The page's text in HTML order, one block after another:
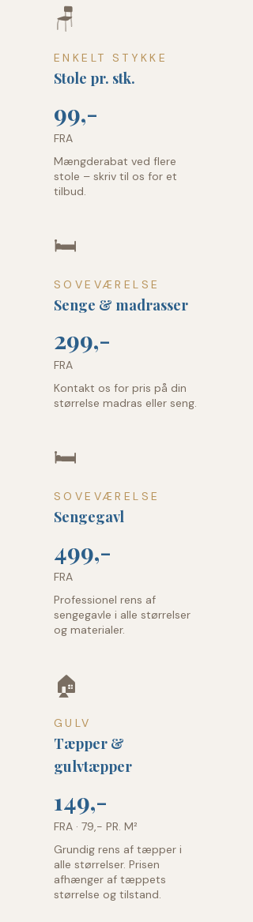
🪑
ENKELT STYKKE
Stole pr. stk.
99,-
FRA
Mængderabat ved flere
stole – skriv til os for et
tilbud.
🛏️
SOVEVÆRELSE
Senge & madrasser
299,-
FRA
Kontakt os for pris på din
størrelse madras eller seng.
🛏️
SOVEVÆRELSE
Sengegavl
499,-
FRA
Professionel rens af
sengegavle i alle størrelser
og materialer.
🏠
GULV
Tæpper &
gulvtæpper
149,-
FRA · 79,- PR. M²
Grundig rens af tæpper i
alle størrelser. Prisen
afhænger af tæppets
størrelse og tilstand.